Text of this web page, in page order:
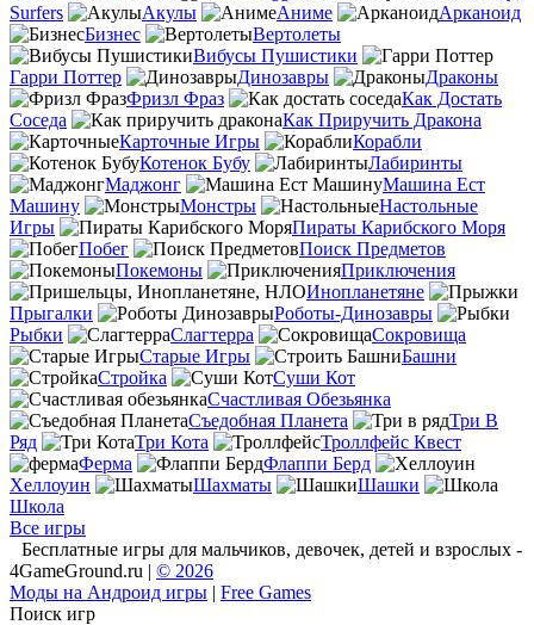
Surfers
Акулы Аниме
Арканоид
Бизнес
Вертолеты
Вибусы Пушистики
Гарри Поттер
Динозавры
Драконы
Фризл Фраз
Как Достать
Соседа
Как Приручить Дракона
Карточные Игры
Корабли
Котенок Бубу
Лабиринты
Маджонг
Машина Ест
Машину
Монстры
Настольные
Игры
Пираты Карибского Моря
Побег
Поиск Предметов
Покемоны
Приключения
Инопланетяне
Прыгалки
Роботы-Динозавры
Рыбки
Слагтерра
Сокровища
Старые Игры
Башни
Стройка
Суши Кот
Счастливая Обезьянка
Съедобная Планета
Три В
Ряд
Три Кота
Троллфейс Квест
Ферма
Флаппи Берд
Хеллоуин
Шахматы
Шашки
Школа
Все игры
Бесплатные игры для мальчиков, девочек, детей и взрослых -
4GameGround.ru | © 2026
Моды на Андроид игры | Free Games
Поиск игр